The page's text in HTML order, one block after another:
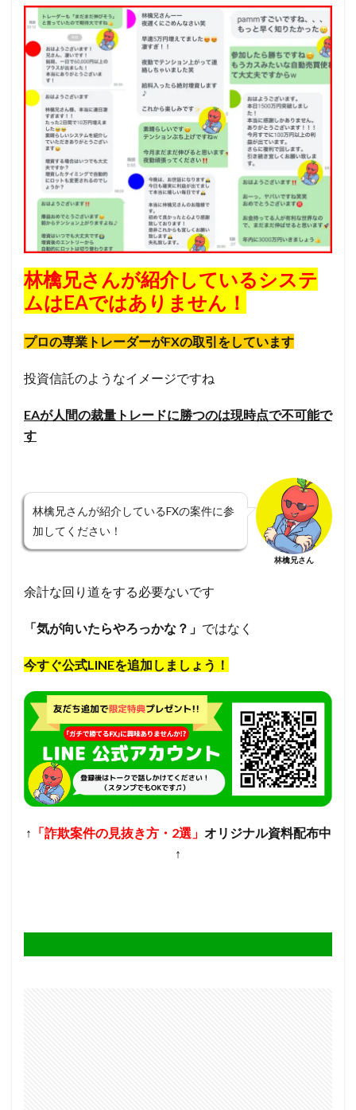
林檎兄さんが紹介しているシステ
ムはEAではありません！
プロの専業トレーダーがFXの取引をしています
投資信託のようなイメージですね
EAが人間の裁量トレードに勝つのは現時点で不可能で
す
林檎兄さんが紹介しているFXの案件に参
加してください！
林檎兄さん
余計な回り道をする必要ないです
「気が向いたらやろっかな？」 ではなく
今すぐ公式LINEを追加しましょう！
↑ 「詐欺案件の見抜き方・2選」 オリジナル資料配布中
↑